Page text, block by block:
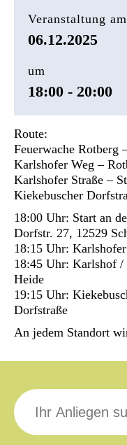
Veranstaltung am
06.12.2025
um
18:00 - 20:00
Route:
Feuerwache Rotberg
Karlshofer Weg –
Karlshofer Straße –
Kiekebuscher
18:00 Uhr: Start an
Dorfstr. 27, 12529
18:15 Uhr:
18:45 Uhr: Karlshof
Heide
19:15 Uhr:
Dorfstraße
An jedem Standort
Suche
nach: